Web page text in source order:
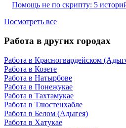
Помощь не по скрипту: 5
Посмотреть все
Работа в других городах
Работа в Красногвардейском
Работа в Козете
Работа в Натырбове
Работа в Понежукае
Работа в Тахтамукае
Работа в Тлюстенхабле
Работа в Белом (Адыгея)
Работа в Хатукае